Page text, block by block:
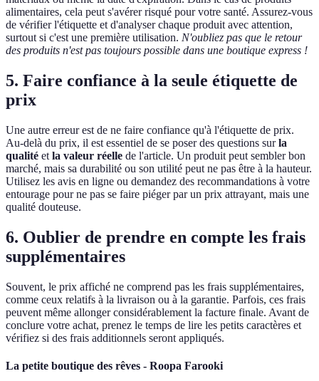
alimentaires, cela peut s'avérer risqué pour votre santé. Assurez-vous
de vérifier l'étiquette et d'analyser chaque produit avec attention,
surtout si c'est une première utilisation. N'oubliez pas que le retour
des produits n'est pas toujours possible dans une boutique express !
5. Faire confiance à la seule étiquette de
prix
Une autre erreur est de ne faire confiance qu'à l'étiquette de prix.
Au-delà du prix, il est essentiel de se poser des questions surla
qualité et la valeur réelle de l'article. Un produit peut sembler bon
marché, mais sa durabilité ou son utilité peut ne pas être à la hauteur.
Utilisez les avis en ligne ou demandez des recommandations à votre
entourage pour ne pas se faire piéger par un prix attrayant, mais une
qualité douteuse.
6. Oublier de prendre en compte les frais
supplémentaires
Souvent, le prix affiché ne comprend pas les frais supplémentaires,
comme ceux relatifs à la livraison ou à la garantie. Parfois, ces frais
peuvent même allonger considérablement la facture finale. Avant de
conclure votre achat, prenez le temps de lire les petits caractères et
vérifiez si des frais additionnels seront appliqués.
La petite boutique des rêves - Roopa Farooki